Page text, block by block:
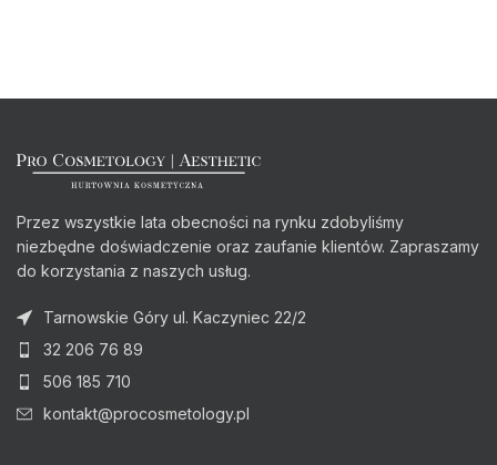
Przez wszystkie lata obecności na rynku zdobyliśmy
niezbędne doświadczenie oraz zaufanie klientów. Zapraszamy
do korzystania z naszych usług.
Tarnowskie Góry ul. Kaczyniec 22/2
32 206 76 89
506 185 710
kontakt@procosmetology.pl